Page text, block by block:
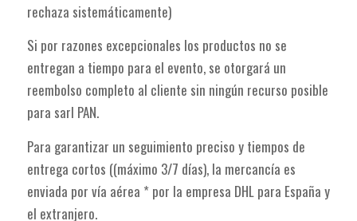
rechaza sistemáticamente)
Si por razones excepcionales los productos no se
entregan a tiempo para el evento, se otorgará un
reembolso completo al cliente sin ningún recurso posible
para sarl PAN.
Para garantizar un seguimiento preciso y tiempos de
entrega cortos ((máximo 3/7 días), la mercancía es
enviada por vía aérea * por la empresa DHL para España y
el extranjero.